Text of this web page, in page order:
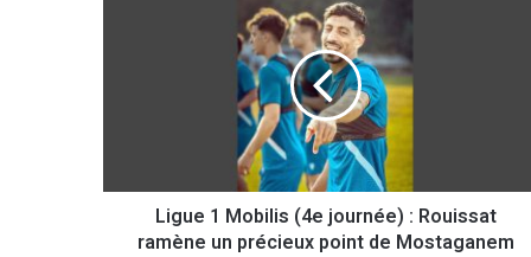
b
Ligue 1 Mobilis (4e journée) : Rouissat
ramène un précieux point de Mostaganem